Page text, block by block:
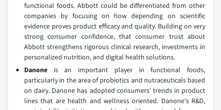
functional foods. Abbott could be differentiated from other
companies by focusing on how depending on scientific
evidence proves product efficacy and quality. Building on very
strong consumer confidence, that consumer trust about
Abbott strengthens rigorous clinical research, investments in
personalized nutrition, and digital health solutions.
Danone is an important player in functional foods,
particularly in the area of probiotics and nutraceuticals based
on dairy. Danone has adopted consumers' trends in product
lines that are health and wellness oriented. Danone's R&D,